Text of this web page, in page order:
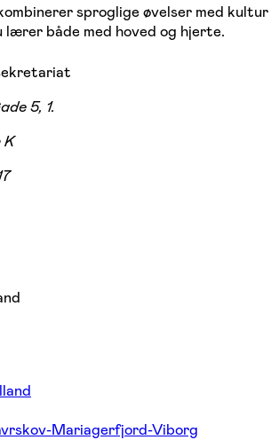
sproglige øvelser med kultur
lærer både med hoved og hjerte.
5, 1.
K
Mariagerfjord-Viborg